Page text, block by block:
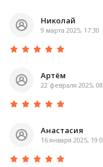
Николай
9 марта 2025, 17:30
Артём
22 февраля 2025,
Анастасия
16 января 2025,